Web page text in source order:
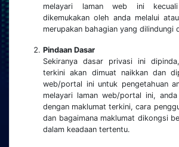
melayari laman web ini
dikemukakan oleh anda melalui
merupakan bahagian yang dilindungi
Pindaan Dasar
Sekiranya dasar privasi ini
terkini akan dimuat naikkan dan
web/portal ini untuk pengetahuan
melayari laman web/portal ini,
dengan maklumat terkini, cara
dan bagaimana maklumat dikongsi
dalam keadaan tertentu.